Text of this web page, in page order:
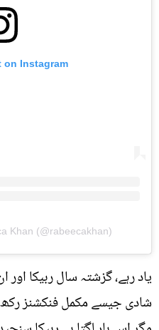
on Instagram
Khan (@rabeecakhan)
یاد رہے، گزشتہ سال ربیکا
شادی جیسے مکمل فنکشنز